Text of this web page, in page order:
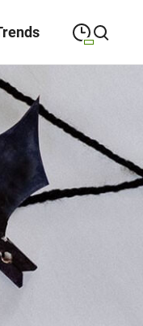
09:00
09:00—19:30
09:00